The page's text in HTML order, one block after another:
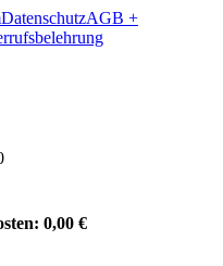
DatenschutzAGB +
0,00 €